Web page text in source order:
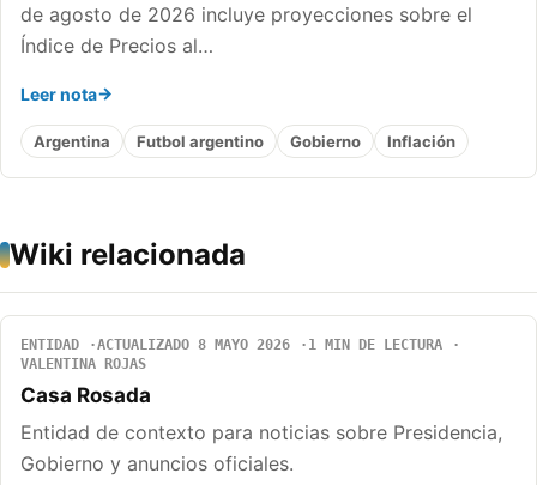
de agosto de 2026 incluye proyecciones sobre el
Índice de Precios al…
Leer nota
Argentina Futbol argentino Gobierno Inflación
Wiki relacionada
ENTIDAD ACTUALIZADO 8 MAYO 2026
1 MIN DE LECTURA
VALENTINA ROJAS
Casa Rosada
Entidad de contexto para noticias sobre Presidencia,
Gobierno y anuncios oficiales.